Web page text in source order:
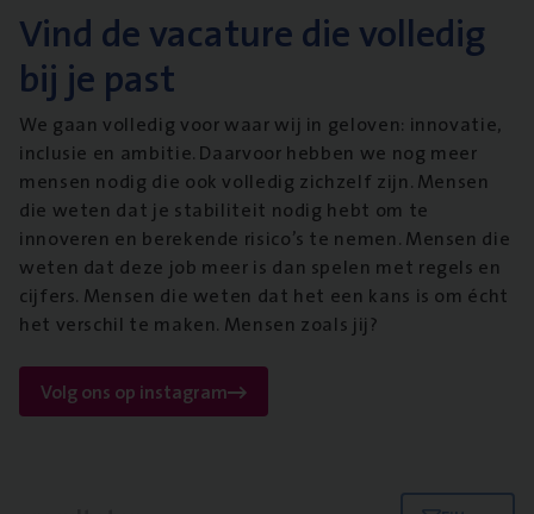
Vind de vacature die volledig
bij je past
We gaan volledig voor waar wij in geloven: innovatie,
inclusie en ambitie. Daarvoor hebben we nog meer
mensen nodig die ook volledig zichzelf zijn. Mensen
die weten dat je stabiliteit nodig hebt om te
innoveren en berekende risico’s te nemen. Mensen die
weten dat deze job meer is dan spelen met regels en
cijfers. Mensen die weten dat het een kans is om écht
het verschil te maken. Mensen zoals jij?
Volg ons op instagram